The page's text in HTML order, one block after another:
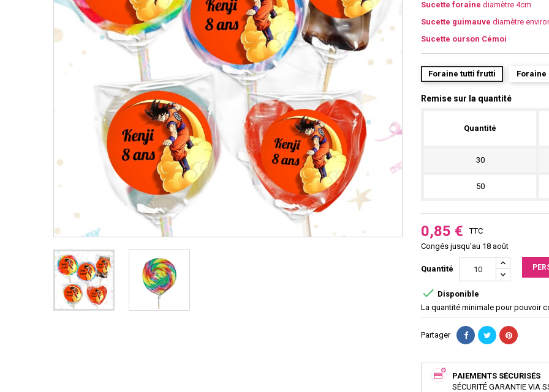
Sucette foraine diamètre 4cm
Sucette guimauve diamètre
Sucette ourson Cémoi
Foraine tutti frutti Foraine
Remise sur la quantité
Quantité
30
50
0,85 €
TTC
Congés jusqu'au 18 août
Quantité
 Disponible
La quantité minimale pour pouvoir
Partager
PAIEMENTS SÉCURISÉS
SÉCURITÉ GARANTIE VIA